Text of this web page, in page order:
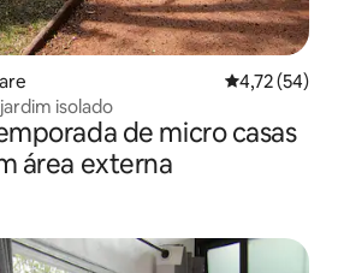
4,72 de uma
4,72 (54)
isolado
de micro casas
área externa